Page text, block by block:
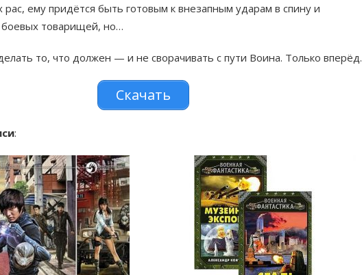
ему придётся быть готовым к внезапным ударам в спину и
боевых товарищей, но…
то, что должен — и не сворачивать с пути Воина. Только вперёд.
Скачать
: